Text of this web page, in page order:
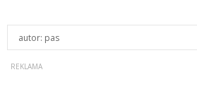
autor: pas